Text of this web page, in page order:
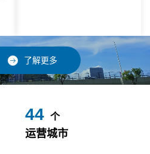
了解更多
49 个
运营城市